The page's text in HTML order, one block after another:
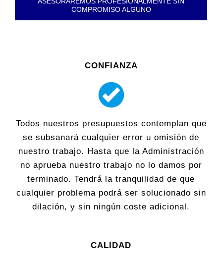
COMPROMISO ALGUNO
CONFIANZA
Todos nuestros presupuestos contemplan que
se subsanará cualquier error u omisión de
nuestro trabajo. Hasta que la Administración
no aprueba nuestro trabajo no lo damos por
terminado. Tendrá la tranquilidad de que
cualquier problema podrá ser solucionado sin
dilación, y sin ningún coste adicional.
CALIDAD